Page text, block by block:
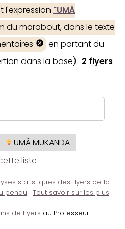
l'expression "UMÂ
du marabout, dans le texte
en partant du
dans la base) : 2 flyers
UMÂ MUKANDA
liste
statistiques des flyers de la
pendu | Tout savoir sur les plus
de flyers au Professeur